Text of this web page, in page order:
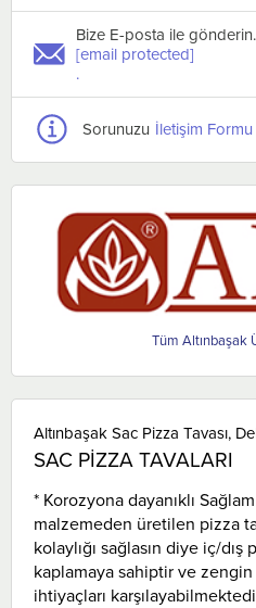
Bize E-posta ile gönderin.
[email protected]
.
Sorunuzu İletişim
Altınbaşak
Altınbaşak Sac Pizza Tavası,
SAC PİZZA TAVALARI
* Korozyona dayanıklı
malzemeden üretilen pizza
kolaylığı sağlasın diye iç/
kaplamaya sahiptir ve
ihtiyaçları